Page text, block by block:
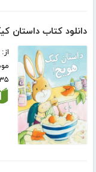
دانلود کتاب داستان
از:
۳۵ صفحه